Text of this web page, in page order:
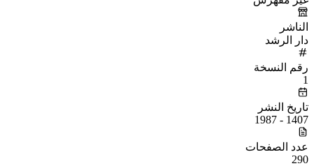
الناشر
دار الرشد
رقم النسخة
1
تاريخ النشر
1407 - 1987
عدد الصفحات
290